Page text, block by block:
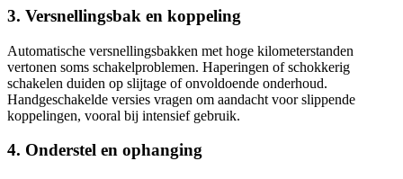
3. Versnellingsbak en koppeling
Automatische versnellingsbakken met hoge kilometerstanden
vertonen soms schakelproblemen. Haperingen of schokkerig
schakelen duiden op slijtage of onvoldoende onderhoud.
Handgeschakelde versies vragen om aandacht voor slippende
koppelingen, vooral bij intensief gebruik.
4. Onderstel en ophanging